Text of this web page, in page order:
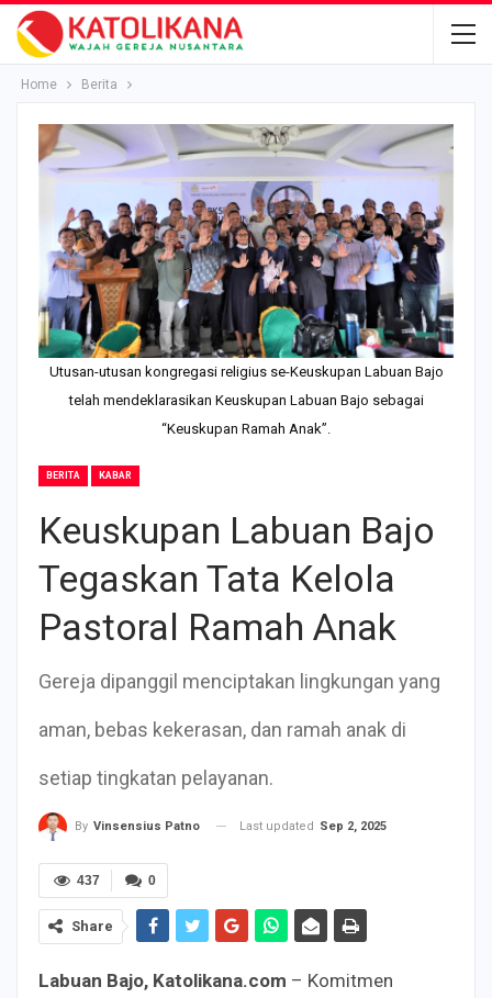
Home Berita
Utusan-utusan kongregasi religius se-Keuskupan Labuan Bajo
telah mendeklarasikan Keuskupan Labuan Bajo sebagai
“Keuskupan Ramah Anak”.
BERITA KABAR
Keuskupan Labuan Bajo
Tegaskan Tata Kelola
Pastoral Ramah Anak
Gereja dipanggil menciptakan lingkungan yang
aman, bebas kekerasan, dan ramah anak di
setiap tingkatan pelayanan.
By Vinsensius Patno Last updated Sep 2, 2025
0
437
Share
Labuan Bajo, Katolikana.com – Komitmen